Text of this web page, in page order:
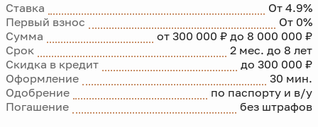
Ставка
От 4.9%
Первый взнос
От 0%
Сумма
от 300 000 ₽ до 8 000 000 ₽
Срок
2 мес. до 8 лет
Скидка в кредит
до 300 000 ₽
Оформление
30 мин.
Одобрение
по паспорту и в/у
Погашение
без штрафов